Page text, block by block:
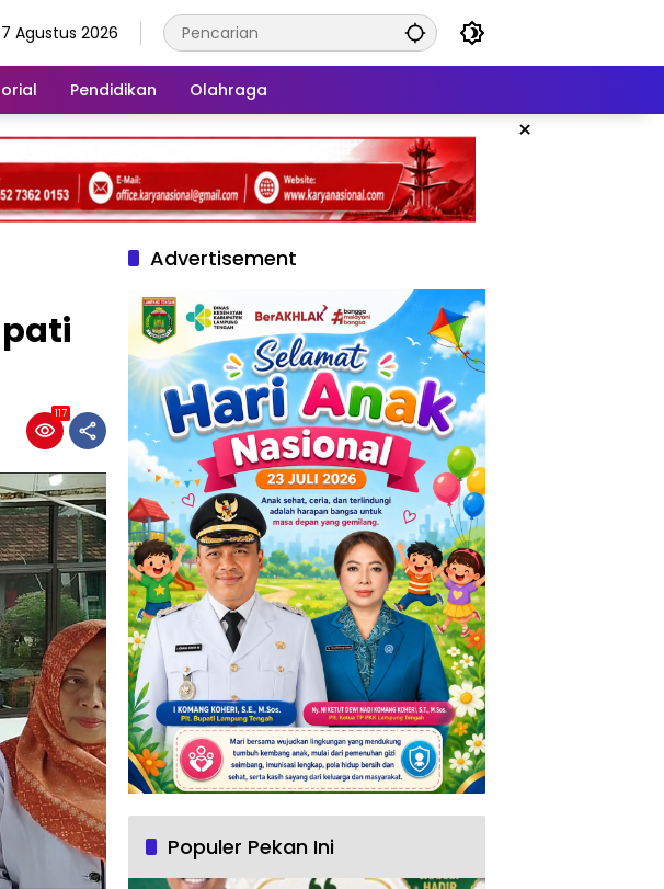
Agustus 2026
Pendidikan Olahraga
×
117
Advertisement
Populer Pekan Ini